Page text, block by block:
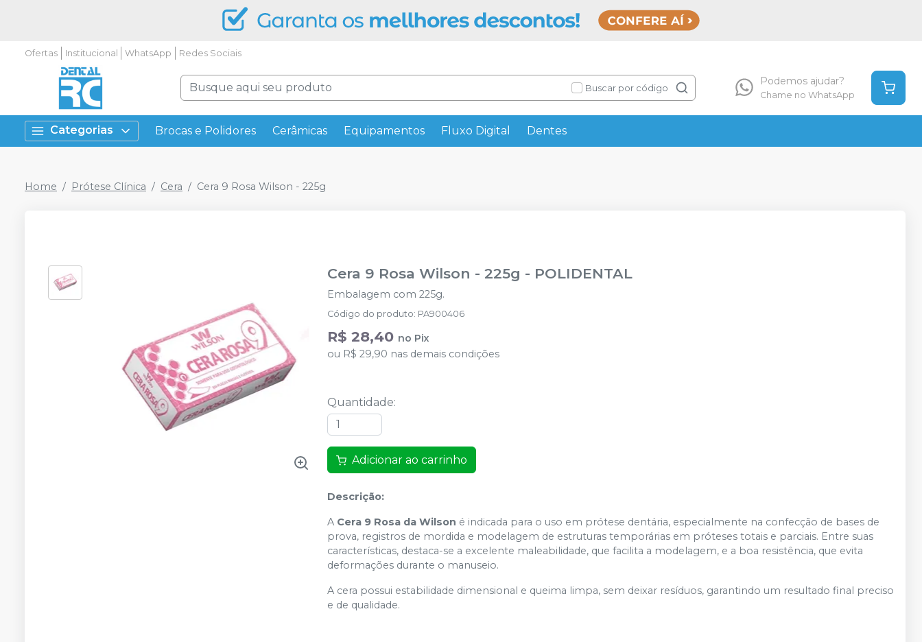
Ofertas Institucional WhatsApp Redes Sociais
Buscar por código
Podemos ajudar?
Chame no WhatsApp
Categorias Brocas e Polidores Cerâmicas Equipamentos Fluxo Digital Dentes
Home Prótese Clínica Cera Cera 9 Rosa Wilson - 225g
Cera 9 Rosa Wilson - 225g - POLIDENTAL
Embalagem com 225g.
Código do produto: PA900406
R$ 28,40 no Pix
ou R$ 29,90 nas demais condições
Quantidade:
Adicionar ao carrinho
Descrição:
A Cera 9 Rosa da Wilson é indicada para o uso em prótese dentária, especialmente na confecção de bases de
prova, registros de mordida e modelagem de estruturas temporárias em próteses totais e parciais. Entre suas
características, destaca-se a excelente maleabilidade, que facilita a modelagem, e a boa resistência, que evita
deformações durante o manuseio.
A cera possui estabilidade dimensional e queima limpa, sem deixar resíduos, garantindo um resultado final preciso
e de qualidade.